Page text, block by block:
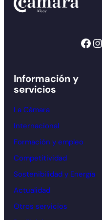
Facebook Instagram
Información y
servicios
La Cámara
Internacional
Formación y empleo
Competitividad
Sostenibilidad y Energía
Actualidad
Otros servicios